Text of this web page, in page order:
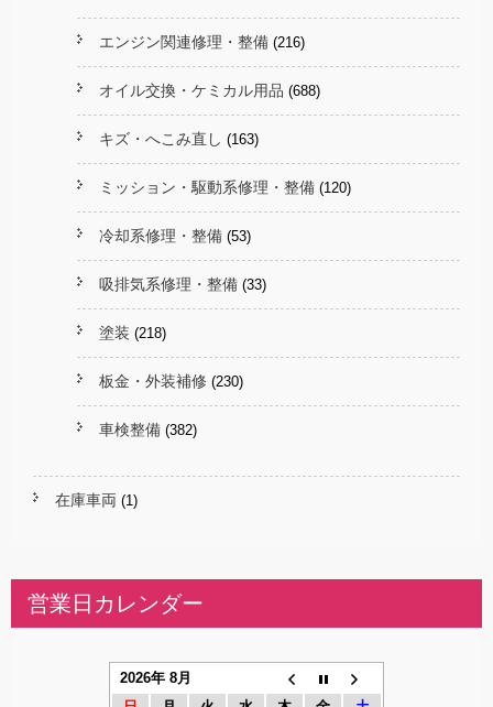
エンジン関連修理・整備 (216)
オイル交換・ケミカル用品 (688)
キズ・へこみ直し (163)
ミッション・駆動系修理・整備 (120)
冷却系修理・整備 (53)
吸排気系修理・整備 (33)
塗装 (218)
板金・外装補修 (230)
車検整備 (382)
在庫車両 (1)
営業日カレンダー
2026年 8月